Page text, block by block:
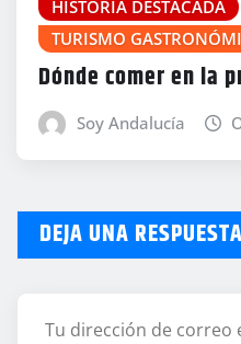
HISTORIA DESTACADA
TURISMO
Dónde comer en la
Soy Andalucía
DEJA UNA RESPUESTA
Tu dirección de correo